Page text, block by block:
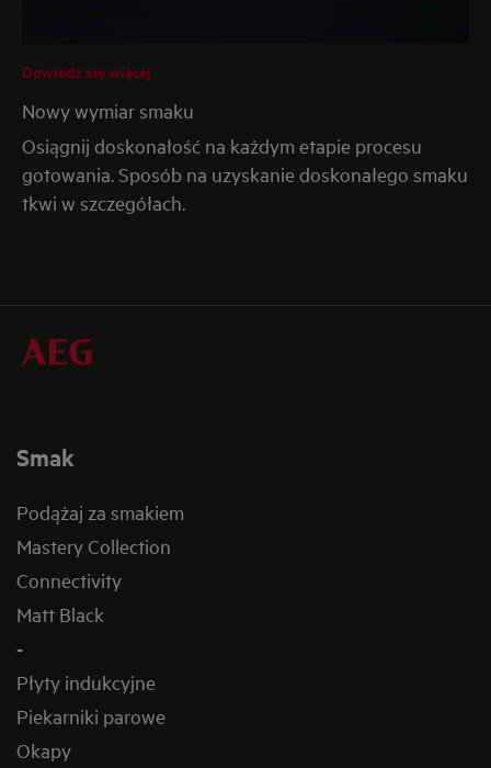
Dowiedz się więcej
Nowy wymiar smaku
Osiągnij doskonałość na każdym etapie procesu
gotowania. Sposób na uzyskanie doskonałego smaku
tkwi w szczegółach.
Smak
Podążaj za smakiem
Mastery Collection
Connectivity
Matt Black
-
Płyty indukcyjne
Piekarniki parowe
Okapy